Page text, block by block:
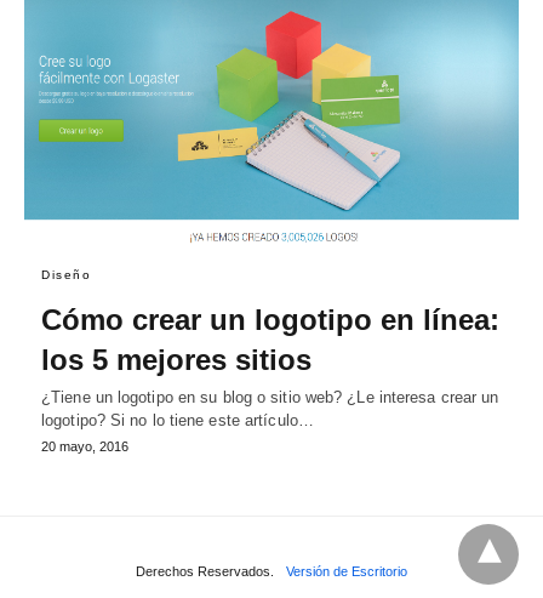
Diseño
Cómo crear un logotipo en línea:
los 5 mejores sitios
¿Tiene un logotipo en su blog o sitio web? ¿Le interesa crear un
logotipo? Si no lo tiene este artículo…
20 mayo, 2016
Derechos Reservados. Versión de Escritorio